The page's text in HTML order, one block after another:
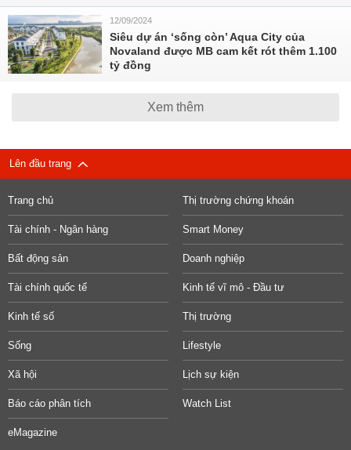
12/09/2024
Siêu dự án ‘sống còn’ Aqua City của
Novaland được MB cam kết rót thêm 1.100
tỷ đồng
Xem thêm
Lên đầu trang
Trang chủ Thị trường chứng khoán
Tài chính - Ngân hàng Smart Money
Bất động sản Doanh nghiệp
Tài chính quốc tế Kinh tế vĩ mô - Đầu tư
Kinh tế số Thị trường
Sống Lifestyle
Xã hội Lịch sự kiện
Báo cáo phân tích Watch List
eMagazine